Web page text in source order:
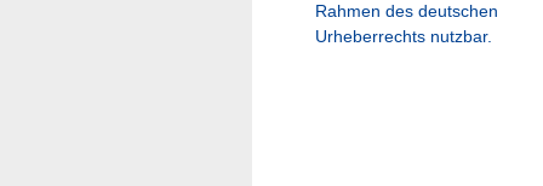
Rahmen des deutschen
Urheberrechts nutzbar.